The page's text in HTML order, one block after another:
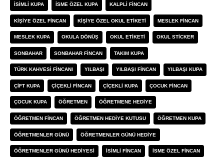
ISIMLI KUPA ISME ÖZEL KUPA KALPLI FINCAN
KIŞIYE ÖZEL FINCAN KIŞIYE ÖZEL OKUL ETIKETI MESLEK FINCAN
MESLEK KUPA OKULA DÖNÜŞ OKUL ETIKETI OKUL STICKER
SONBAHAR SONBAHAR FINCAN TAKIM KUPA
TÜRK KAHVESI FINCANI YILBAŞI YILBAŞI FINCAN YILBAŞI KUPA
ÇIFT KUPA ÇIÇEKLI FINCAN ÇIÇEKLI KUPA ÇOCUK FINCAN
ÇOCUK KUPA ÖĞRETMEN ÖĞRETMENE HEDIYE
ÖĞRETMEN FINCAN ÖĞRETMEN HEDIYE KUTUSU ÖĞRETMEN KUPA
ÖĞRETMENLER GÜNÜ ÖĞRETMENLER GÜNÜ HEDIYE
ÖĞRETMENLER GÜNÜ HEDIYESI İSIMLI FINCAN İSME ÖZEL FINCAN